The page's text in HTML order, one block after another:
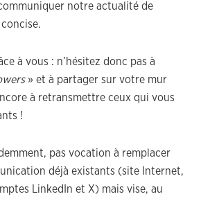
notre actualité de
à vous : n’hésitez donc pas à
» et à partager sur votre mur
à retransmettre ceux qui vous
!
pas vocation à remplacer
déjà existants (site Internet,
LinkedIn et X) mais vise, au